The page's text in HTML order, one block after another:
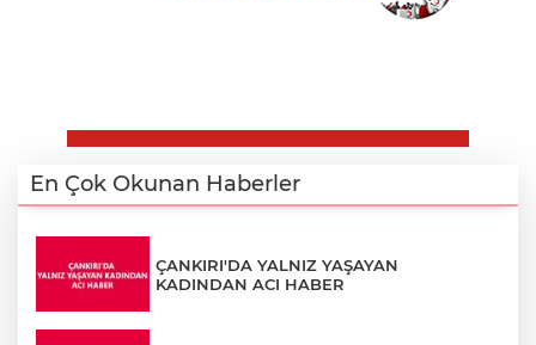
En Çok Okunan Haberler
ÇANKIRI'DA YALNIZ YAŞAYAN
KADINDAN ACI HABER